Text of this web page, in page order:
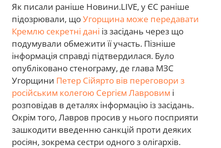
Як писали раніше Новини.LIVE, у ЄС раніше
підозрювали, щоУгорщина може передавати
Кремлю секретні дані із засідань через що
подумували обмежити її участь. Пізніше
інформація справді підтвердилася. Було
опубліковано стенограму, де глава МЗС
Угорщини Петер Сійярто вів переговори з
російським колегою Сергієм Лавровим і
розповідав в деталях інформацію із засідань.
Окрім того, Лавров просив у нього посприяти
зашкодити введенню санкцій проти деяких
росіян, зокрема сестри одного з олігархів.